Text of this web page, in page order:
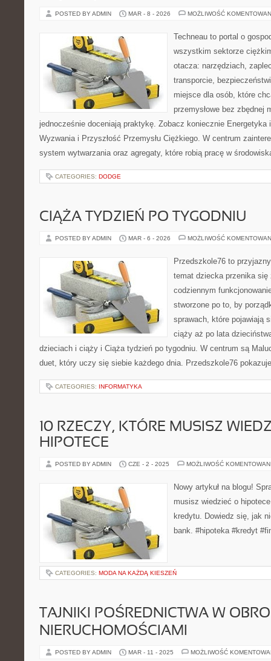
POSTED BY ADMIN MAR - 8 - 2026 MOŻLIWOŚĆ
Techneau to portal o
wszystkim sektorze
otacza: narzędziach,
transporcie,
miejsce dla osób, które
przemysłowe bez zbędnej
jednocześnie doceniają praktykę. Zobacz koniecznie Energetyka
Wyzwania i Przyszłość Przemysłu Ciężkiego. W centrum
system wytwarzania oraz agregaty, które robią pracę w
CATEGORIES: DODGE
CIĄŻA TYDZIEŃ PO TYGODNIU
POSTED BY ADMIN MAR - 6 - 2026 MOŻLIWOŚĆ
Przedszkole76 to
temat dziecka przenika
codziennym
stworzone po to, by
sprawach, które pojawiają
ciąży aż po lata
dzieciach i ciąży i Ciąża tydzień po tygodniu. W centrum są
duet, który uczy się siebie każdego dnia. Przedszkole76
CATEGORIES: INFORMATYKA
10 RZECZY, KTÓRE MUSISZ
HIPOTECE
POSTED BY ADMIN CZE - 2 - 2025 MOŻLIWOŚĆ
Nowy artykuł na blogu!
musisz wiedzieć o
kredytu. Dowiedz się, jak
bank. #hipoteka #kredyt
CATEGORIES: MODA NA KAŻDĄ KIESZEŃ
TAJNIKI POŚREDNICTWA W
NIERUCHOMOŚCIAMI
POSTED BY ADMIN MAR - 11 - 2025 MOŻLIWOŚĆ